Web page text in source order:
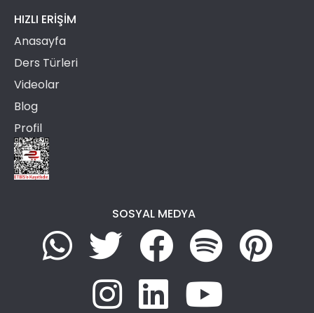
HIZLI ERIŞIM
Anasayfa
Ders Türleri
Videolar
Blog
Profil
SOSYAL MEDYA